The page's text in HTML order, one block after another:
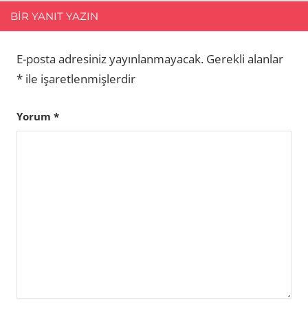
BIR YANIT YAZIN
E-posta adresiniz yayınlanmayacak. Gerekli alanlar
* ile işaretlenmişlerdir
Yorum *